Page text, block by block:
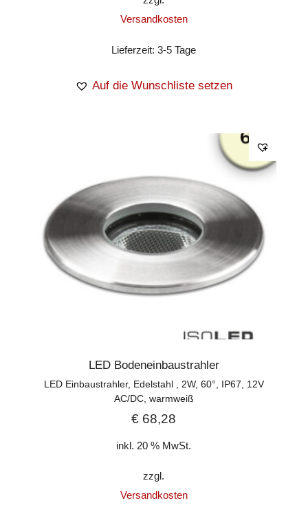
Versandkosten
Lieferzeit:3-5 Tage
Auf die Wunschliste setzen
LED Bodeneinbaustrahler
LED Einbaustrahler, Edelstahl , 2W, 60°, IP67, 12V
AC/DC, warmweiß
€ 68,28
inkl. 20 % MwSt.
zzgl.
Versandkosten